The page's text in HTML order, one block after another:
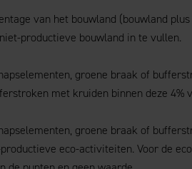
van het bouwland (bouwland
productieve bouwland in te vullen.
groene braak of
met kruiden binnen deze
groene braak of
eco-activiteiten. Voor de